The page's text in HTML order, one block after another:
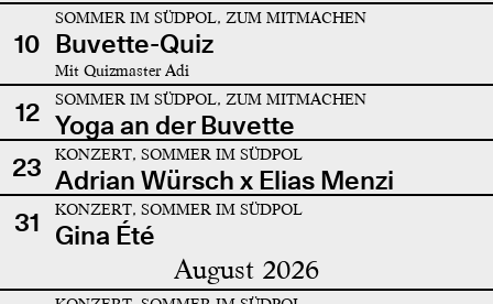
10
SOMMER IM SÜDPOL, ZUM MITMACHEN
Buvette-Quiz
Mit Quizmaster Adi
12 SOMMER IM SÜDPOL, ZUM MITMACHEN
Yoga an der Buvette
23
KONZERT, SOMMER IM SÜDPOL
Adrian Würsch x Elias Menzi
31
KONZERT, SOMMER IM SÜDPOL
Gina Été
August 2026